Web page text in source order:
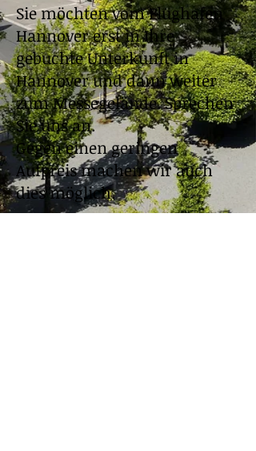
Sie möchten vom Flughafen
Hannover erst in Ihre
gebuchte Unterkunft in
Hannover und dann weiter
zum Messegelände. Sprechen
Sie uns an.
Gegen einen geringen
Aufpreis machen wir auch
dies möglich.